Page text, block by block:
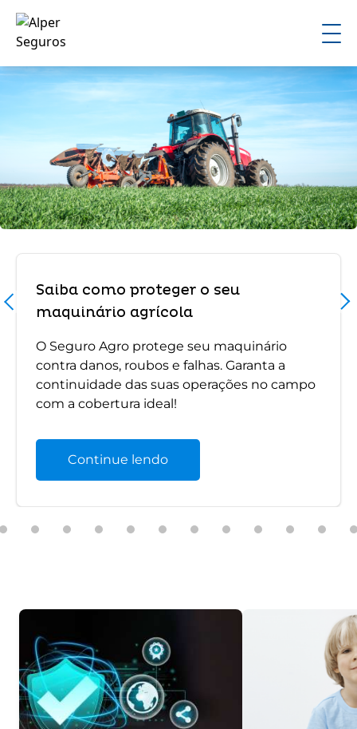
Saiba como proteger o seu
maquinário agrícola
O Seguro Agro protege seu maquinário
contra danos, roubos e falhas. Garanta a
continuidade das suas operações no campo
com a cobertura ideal!
Continue lendo